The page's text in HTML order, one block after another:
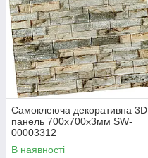
Самоклеюча декоративна 3D
панель 700х700х3мм SW-
00003312
В наявності